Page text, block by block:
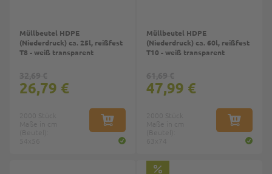
Müllbeutel HDPE
(Niederdruck) ca. 25l, reißfest
T8 - weiß transparent
IN DEN WARENKORB
26,79 €
Müllbeutel HDPE
(Niederdruck) ca. 60l, reißfest
T10 - weiß transparent
IN DEN
47,99 €